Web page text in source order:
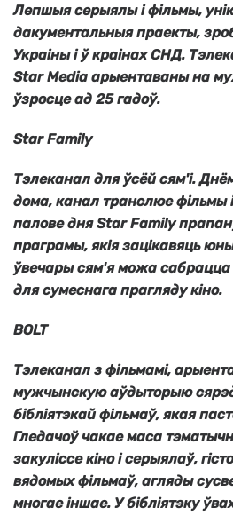
Лепшыя серыялы і фільмы,
дакументальныя праекты,
Украіны і ў краінах СНД.
Star Media арыентаваны на
ўзросце ад 25 гадоў.
Star Family
Тэлеканал для ўсёй сям'і.
дома, канал транслюе фільмы
палове дняStar Family
праграмы, якія зацікавяць
ўвечары сям'я можа сабрацца
для сумеснага прагляду кіно.
BOLT
Тэлеканал з фільмамі,
мужчынскую аўдыторыю
бібліятэкай фільмаў, якая
Гледачоў чакае маса
закуліссе кіно і серыялаў,
вядомых фільмаў, агляды
многае іншае. У бібліятэку